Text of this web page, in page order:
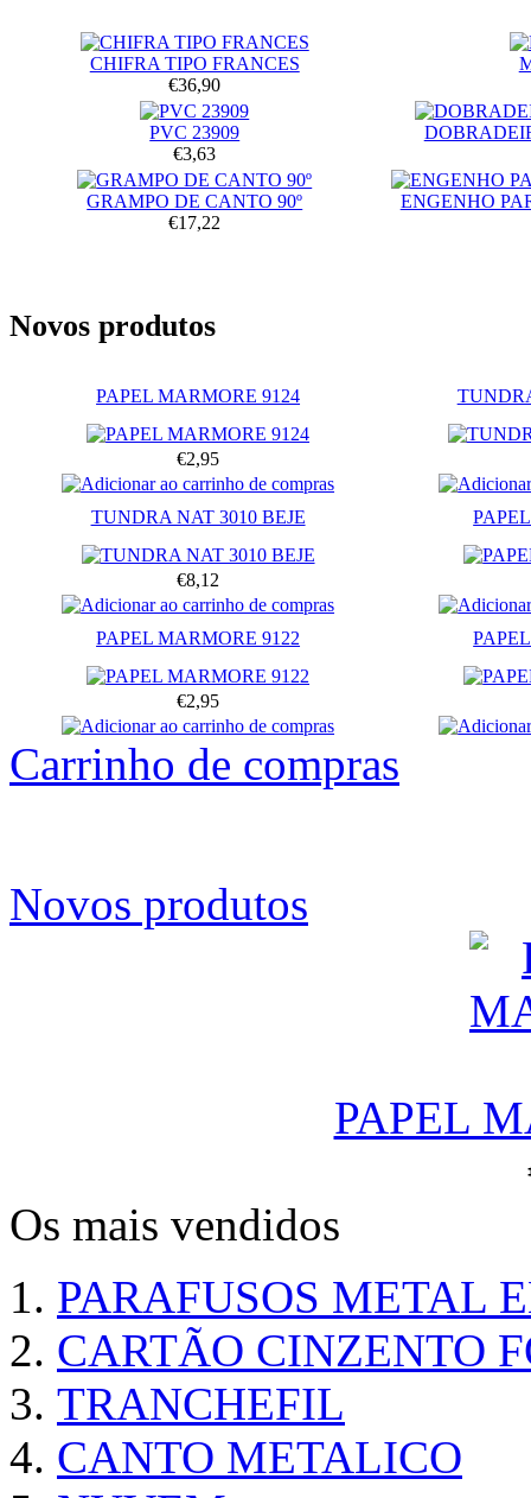
CHIFRA TIPO FRANCES
€36,90
PVC 23909
€3,63
GRAMPO DE CANTO 90º
€17,22
ENGENHO
Novos produtos
PAPEL MARMORE 9124
€2,95
TUNDRA NAT 3010 BEJE
€8,12
PAPEL MARMORE 9122
€2,95
Carrinho de compras
Novos produtos
PAPEL
Os mais vendidos
PARAFUSOS METAL
CARTÃO CINZENTO
TRANCHEFIL
CANTO METALICO